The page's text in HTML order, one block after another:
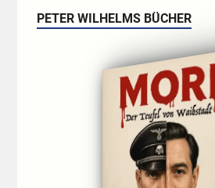
PETER WILHELMS BÜCHER